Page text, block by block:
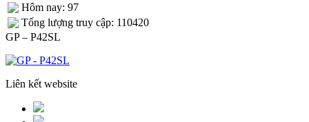
Hôm nay: 97
Tống lượng truy cập: 110420
GP – P42SL
Liên kết website